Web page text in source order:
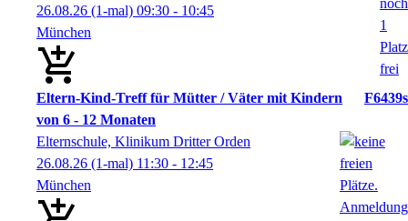
26.08.26 (1-mal) 09:30 - 10:45
München
Eltern-Kind-Treff für Mütter / Väter mit Kindern
von 6 - 12 Monaten
F6439s
Elternschule, Klinikum Dritter Orden
26.08.26 (1-mal) 11:30 - 12:45
München